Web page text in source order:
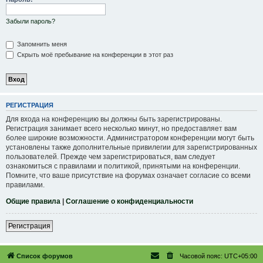
Забыли пароль?
Запомнить меня
Скрыть моё пребывание на конференции в этот раз
РЕГИСТРАЦИЯ
Для входа на конференцию вы должны быть зарегистрированы.
Регистрация занимает всего несколько минут, но предоставляет вам
более широкие возможности. Администратором конференции могут быть
установлены также дополнительные привилегии для зарегистрированных
пользователей. Прежде чем зарегистрироваться, вам следует
ознакомиться с правилами и политикой, принятыми на конференции.
Помните, что ваше присутствие на форумах означает согласие со всеми
правилами.
Общие правила | Соглашение о конфиденциальности
Регистрация
Список форумов Часовой пояс: UTC+05:00